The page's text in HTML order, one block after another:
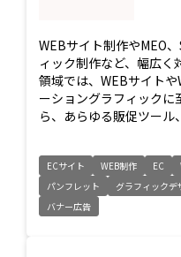
WEBサイト制作やMEO
ィック制作など、幅広く
領域では、WEBサイト
ーショングラフィックに
ら、あらゆる販促ツール
ECサイト WEB制作 EC
パンフレット
グラフィックデ
バナー広告